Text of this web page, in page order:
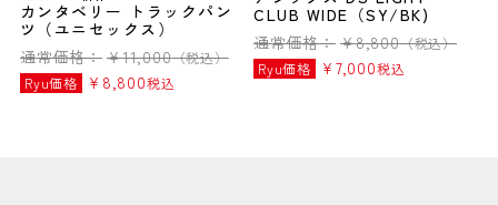
カンタベリー トラックパン
ツ（ユニセックス）
通常価格： ¥11,000（税込）
Ryu価格
¥ 8,800税込
CLUB WIDE（SY/BK)
通常価格： ¥8,800（税込）
Ryu価格
¥ 7,000税込